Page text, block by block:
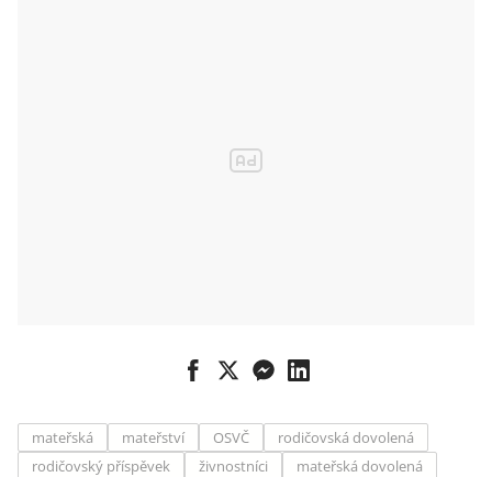
mateřská mateřství OSVČ
rodičovská dovolená
rodičovský příspěvek
živnostníci mateřská dovolená